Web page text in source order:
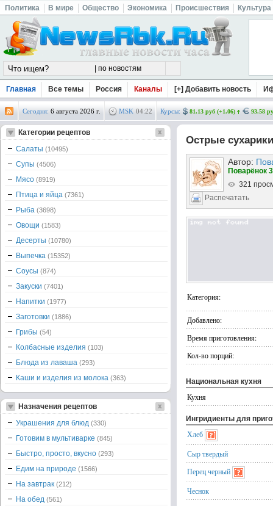
Политика В мире Общество Экономика Происшествия Культура
Главная Все темы Россия Каналы [+] Добавить новость
Сегодня: 6 августа 2026 г. MSK 04:22 Курсы: 81.13 руб (+1.06) 93.58
Острые
Автор:
Поварёнок
321
Распечатать
Категория:
Добавлено:
Время приготовления:
Кол-во порций:
Национальная кухня
Кухня
Ингридиенты для
Хлеб
Сыр твердый
Перец черный
Чеснок
Категории рецептов
Салаты (10495)
Супы (4506)
Мясо (8919)
Птица и яйца (7361)
Рыба (3698)
Овощи (1583)
Десерты (10780)
Выпечка (15352)
Соусы (874)
Закуски (7401)
Напитки (1977)
Заготовки (1886)
Грибы (54)
Колбасные изделия (103)
Блюда из лаваша (293)
Каши и изделия из молока (363)
Назначения рецептов
Украшения для блюд (330)
Готовим в мультиварке (845)
Быстро, просто, вкусно (293)
Едим на природе (1566)
На завтрак (212)
На обед (561)